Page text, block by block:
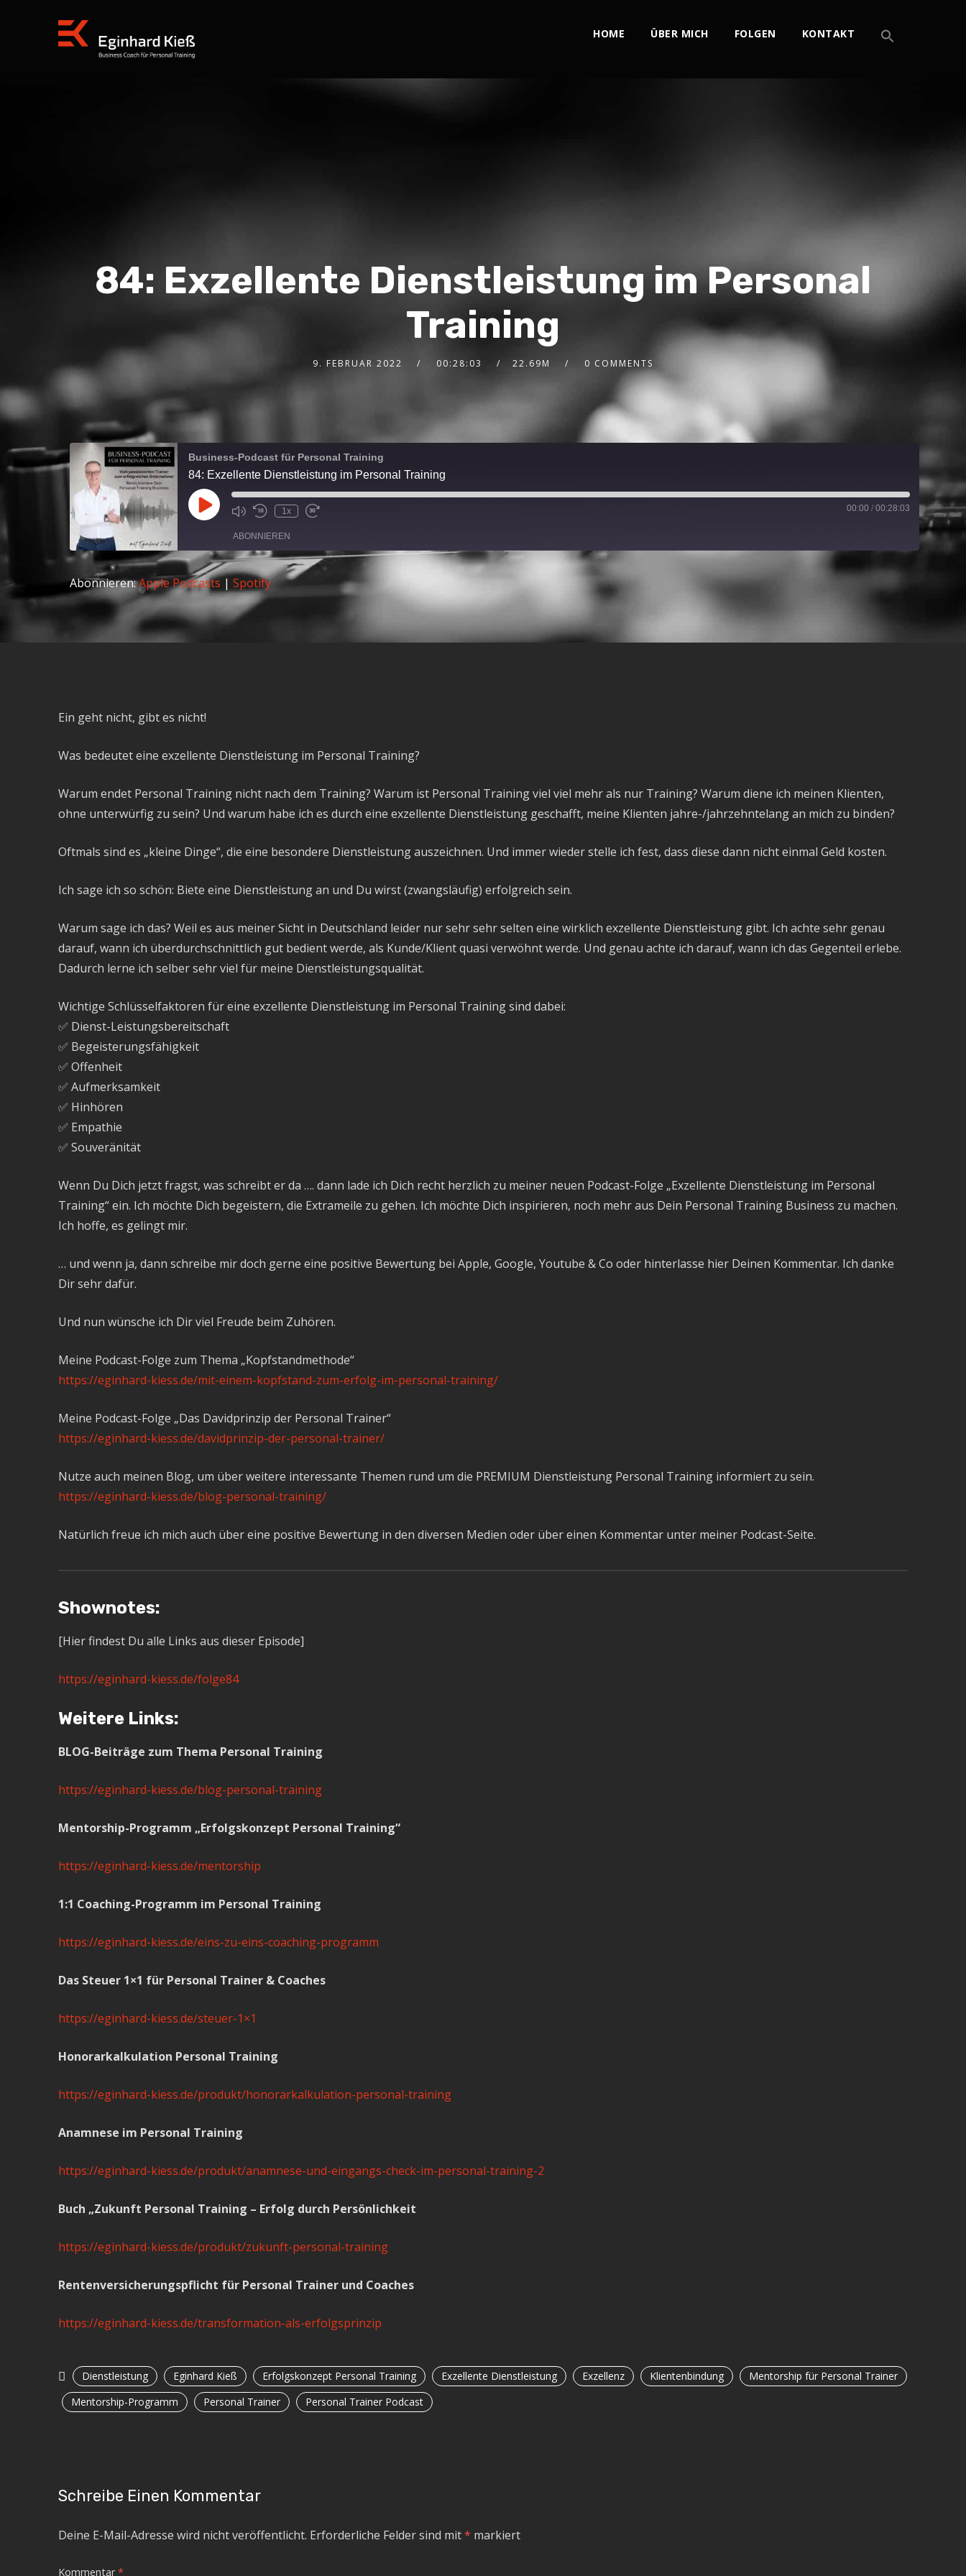
HOME ÜBER MICH FOLGEN KONTAKT
84: Exzellente Dienstleistung im Personal
Training
9. FEBRUAR 2022 00:28:03 22.69M 0 COMMENTS
Business-Podcast für Personal Training
84: Exzellente Dienstleistung im Personal Training
1x 00:00 / 00:28:03
ABONNIEREN
Apple Podcasts
Abonnieren:Apple Podcasts | Spotify
Ein geht nicht, gibt es nicht!
Was bedeutet eine exzellente Dienstleistung im Personal Training?
Warum endet Personal Training nicht nach dem Training? Warum ist Personal Training viel viel mehr als nur Training? Warum diene ich meinen Klienten,
ohne unterwürfig zu sein? Und warum habe ich es durch eine exzellente Dienstleistung geschafft, meine Klienten jahre-/jahrzehntelang an mich zu binden?
Oftmals sind es „kleine Dinge“, die eine besondere Dienstleistung auszeichnen. Und immer wieder stelle ich fest, dass diese dann nicht einmal Geld kosten.
Ich sage ich so schön: Biete eine Dienstleistung an und Du wirst (zwangsläufig) erfolgreich sein.
Warum sage ich das? Weil es aus meiner Sicht in Deutschland leider nur sehr sehr selten eine wirklich exzellente Dienstleistung gibt. Ich achte sehr genau
darauf, wann ich überdurchschnittlich gut bedient werde, als Kunde/Klient quasi verwöhnt werde. Und genau achte ich darauf, wann ich das Gegenteil erlebe.
Dadurch lerne ich selber sehr viel für meine Dienstleistungsqualität.
Wichtige Schlüsselfaktoren für eine exzellente Dienstleistung im Personal Training sind dabei:
✅ Dienst-Leistungsbereitschaft
✅ Begeisterungsfähigkeit
✅ Offenheit
✅ Aufmerksamkeit
✅ Hinhören
✅ Empathie
✅ Souveränität
Wenn Du Dich jetzt fragst, was schreibt er da …. dann lade ich Dich recht herzlich zu meiner neuen Podcast-Folge „Exzellente Dienstleistung im Personal
Training“ ein. Ich möchte Dich begeistern, die Extrameile zu gehen. Ich möchte Dich inspirieren, noch mehr aus Dein Personal Training Business zu machen.
Ich hoffe, es gelingt mir.
… und wenn ja, dann schreibe mir doch gerne eine positive Bewertung bei Apple, Google, Youtube & Co oder hinterlasse hier Deinen Kommentar. Ich danke
Dir sehr dafür.
Und nun wünsche ich Dir viel Freude beim Zuhören.
Meine Podcast-Folge zum Thema „Kopfstandmethode“
https://eginhard-kiess.de/mit-einem-kopfstand-zum-erfolg-im-personal-training/
Meine Podcast-Folge „Das Davidprinzip der Personal Trainer“
https://eginhard-kiess.de/davidprinzip-der-personal-trainer/
Nutze auch meinen Blog, um über weitere interessante Themen rund um die PREMIUM Dienstleistung Personal Training informiert zu sein.
https://eginhard-kiess.de/blog-personal-training/
Natürlich freue ich mich auch über eine positive Bewertung in den diversen Medien oder über einen Kommentar unter meiner Podcast-Seite.
Shownotes:
[Hier findest Du alle Links aus dieser Episode]
https://eginhard-kiess.de/folge84
Weitere Links:
BLOG-Beiträge zum Thema Personal Training
https://eginhard-kiess.de/blog-personal-training
Mentorship-Programm „Erfolgskonzept Personal Training“
https://eginhard-kiess.de/mentorship
1:1 Coaching-Programm im Personal Training
https://eginhard-kiess.de/eins-zu-eins-coaching-programm
Das Steuer 1×1 für Personal Trainer & Coaches
https://eginhard-kiess.de/steuer-1×1
Honorarkalkulation Personal Training
https://eginhard-kiess.de/produkt/honorarkalkulation-personal-training
Anamnese im Personal Training
https://eginhard-kiess.de/produkt/anamnese-und-eingangs-check-im-personal-training-2
Buch „Zukunft Personal Training – Erfolg durch Persönlichkeit
https://eginhard-kiess.de/produkt/zukunft-personal-training
Rentenversicherungspflicht für Personal Trainer und Coaches
https://eginhard-kiess.de/transformation-als-erfolgsprinzip
Dienstleistung Eginhard Kieß Erfolgskonzept Personal Training Exzellente Dienstleistung Exzellenz Klientenbindung
Mentorship für Personal Trainer
Mentorship-Programm
Personal Trainer Personal Trainer Podcast
Schreibe Einen Kommentar
Deine E-Mail-Adresse wird nicht veröffentlicht. Erforderliche Felder sind mit* markiert
Kommentar*